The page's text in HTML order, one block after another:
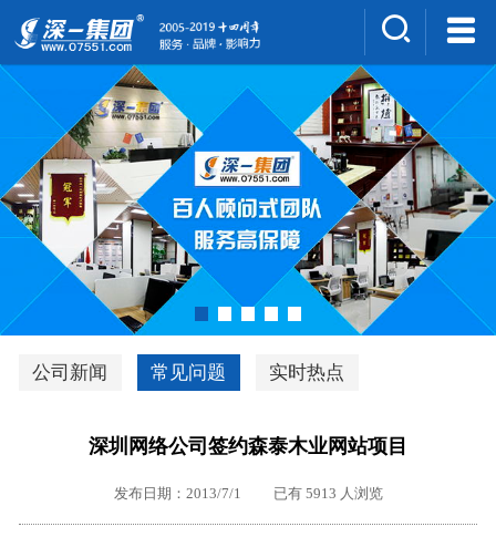
集团介绍
人才招聘
案例展示
新闻中心
深一风采
联系我们
深优通系统V3.0
深一集团优势
外地客户专栏
公司新闻 常见问题 实时热点
深圳网络公司签约森泰木业网站项目
发布日期：2013/7/1 已有 5913 人浏览